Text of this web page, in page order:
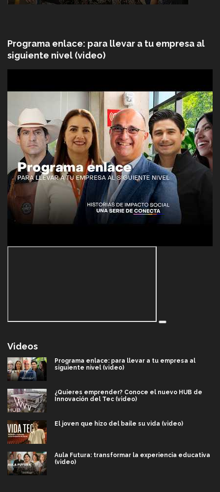
Programa enlace: para llevar a tu empresa al
siguiente nivel (video)
Videos
Programa enlace: para llevar a tu empresa al
siguiente nivel (video)
¿Quieres emprender? Conoce el nuevo HUB de
Innovación del Tec (video)
El joven que hizo del baile su vida (video)
Aula Futura: transformar la experiencia educativa
(video)